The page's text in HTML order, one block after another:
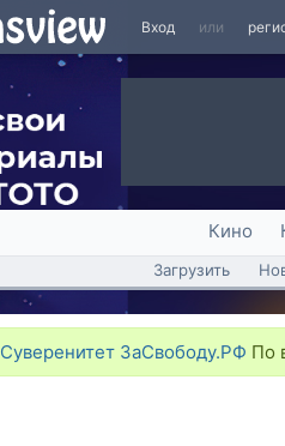
Вход или
Кино
Загрузить
Суверенитет ЗаСвободу.РФ По